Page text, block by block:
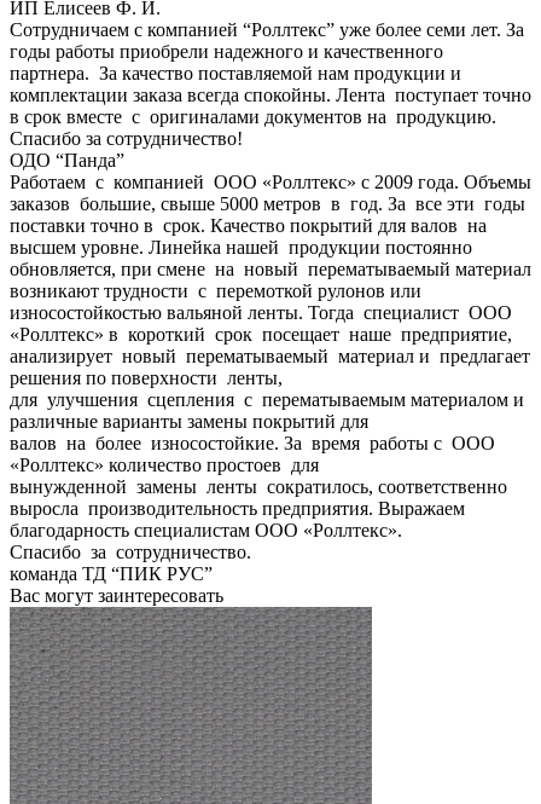
ИП Елисеев Ф. И.
Сотрудничаем с компанией “Роллтекс” уже более семи лет. За
годы работы приобрели надежного и качественного
партнера. За качество поставляемой нам продукции и
комплектации заказа всегда спокойны. Лента поступает точно
в срок вместе с оригиналами документов на продукцию.
Спасибо за сотрудничество!
ОДО “Панда”
Работаем с компанией ООО «Роллтекс» с 2009 года. Объемы
заказов большие, свыше 5000 метров в год. За все эти годы
поставки точно в срок. Качество покрытий для валов на
высшем уровне. Линейка нашей продукции постоянно
обновляется, при смене на новый перематываемый материал
возникают трудности с перемоткой рулонов или
износостойкостью вальяной ленты. Тогда специалист ООО
«Роллтекс» в короткий срок посещает наше предприятие,
анализирует новый перематываемый материал и предлагает
решения по поверхности ленты,
для улучшения сцепления с перематываемым материалом и
различные варианты замены покрытий для
валов на более износостойкие. За время работы с ООО
«Роллтекс» количество простоев для
вынужденной замены ленты сократилось, соответственно
выросла производительность предприятия. Выражаем
благодарность специалистам ООО «Роллтекс».
Спасибо за сотрудничество.
команда ТД “ПИК РУС”
Вас могут заинтересовать